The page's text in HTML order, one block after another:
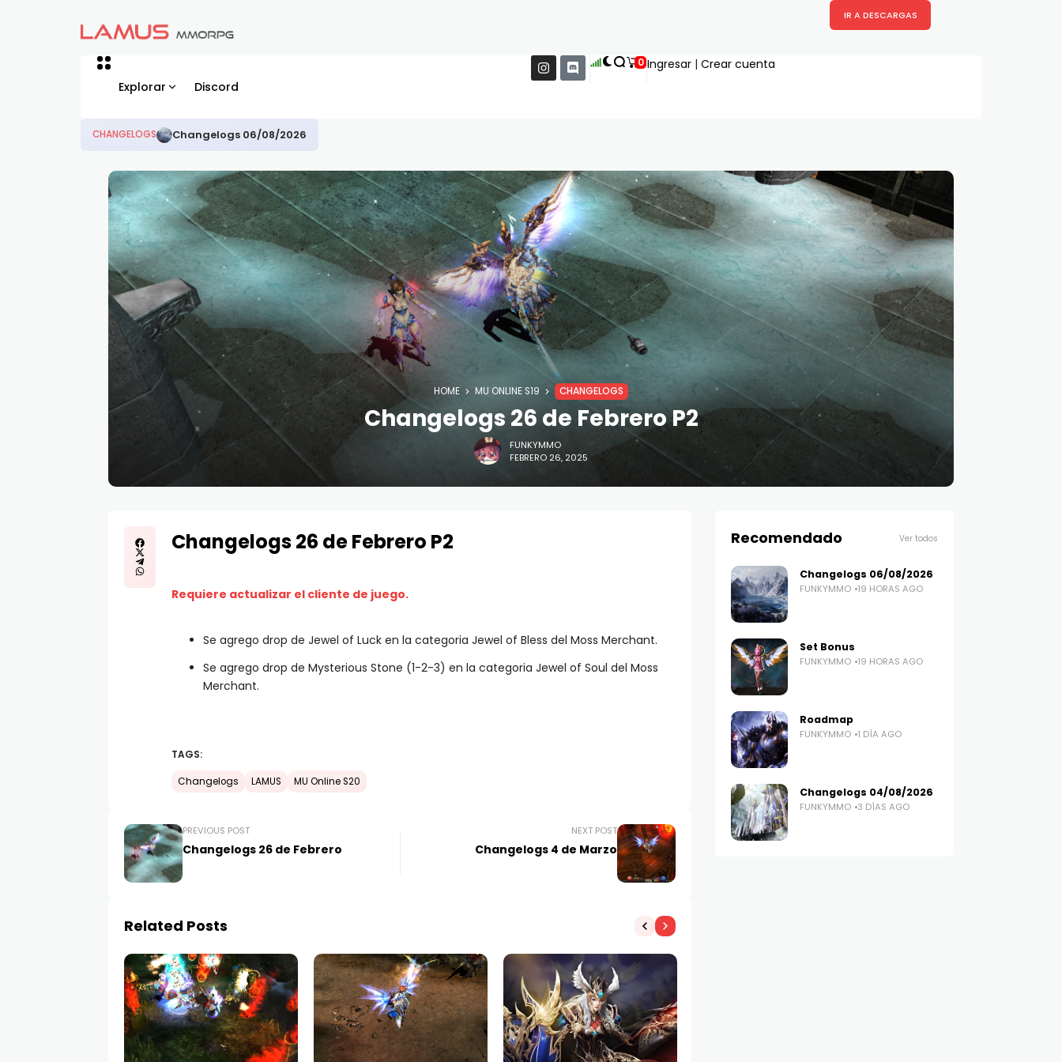
IR A DESCARGAS
Explorar Discord
0 Ingresar |Crear cuenta
CHANGELOGS Changelogs 06/08/2026
HOME MU ONLINE S19 CHANGELOGS
Changelogs 26 de Febrero P2
FUNKYMMO
FEBRERO 26, 2025
Changelogs 26 de Febrero P2
Requiere actualizar el cliente de juego.
Se agrego drop de Jewel of Luck en la categoria Jewel of Bless del Moss Merchant.
Se agrego drop de Mysterious Stone (1-2-3) en la categoria Jewel of Soul del Moss
Merchant.
TAGS:
Changelogs LAMUS MU Online S20
PREVIOUS POST
Changelogs 26 de Febrero
NEXT POST
Changelogs 4 de Marzo
Related Posts
Recomendado Ver todos
Changelogs 06/08/2026
FUNKYMMO 19 HORAS AGO
Set Bonus
FUNKYMMO 19 HORAS AGO
Roadmap
FUNKYMMO 1 DÍA AGO
Changelogs 04/08/2026
FUNKYMMO 3 DÍAS AGO